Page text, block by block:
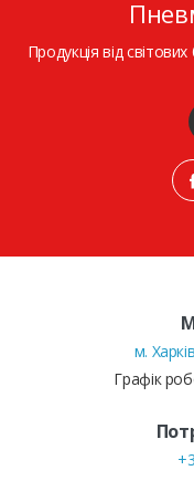
Продукція від
м.
Графік